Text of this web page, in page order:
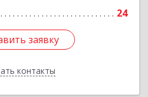
24
заявку
контакты
заявку
Назад